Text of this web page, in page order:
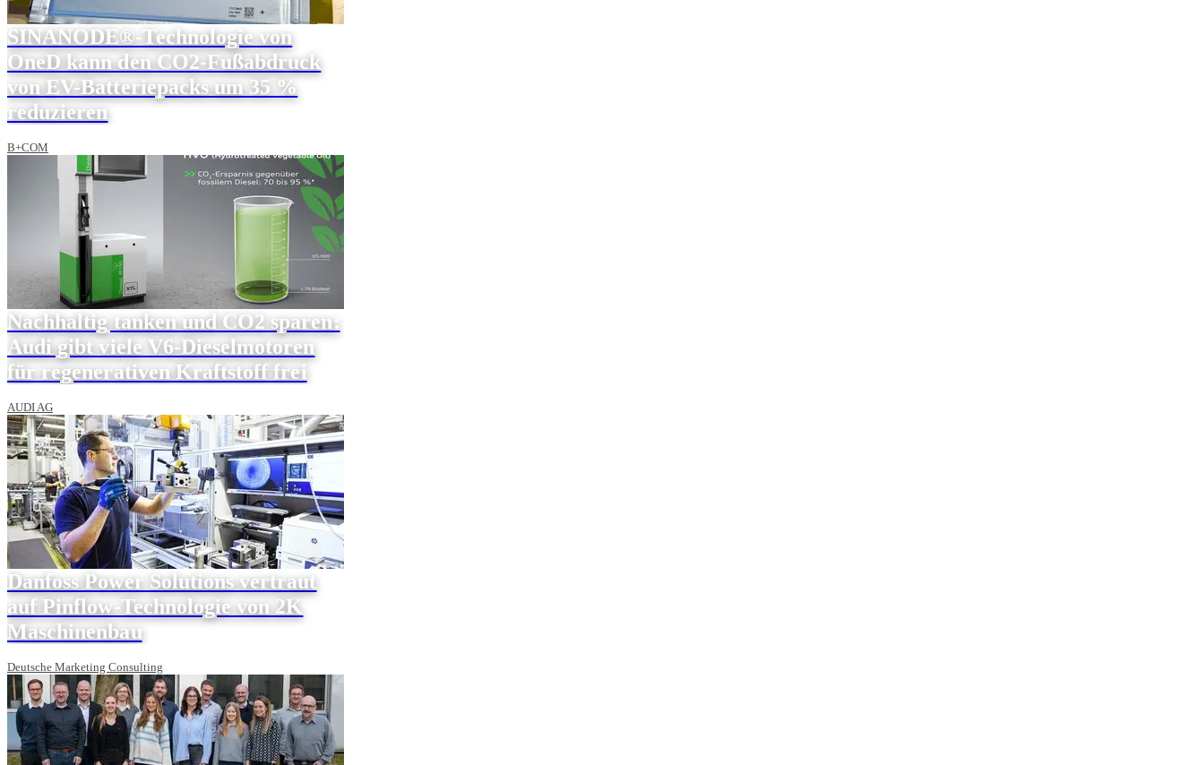
SINANODE®-Technologie von
OneD kann den CO2-Fußabdruck
von EV-Batteriepacks um 35 %
reduzieren
B+COM
Nachhaltig tanken und CO2 sparen:
Audi gibt viele V6-Dieselmotoren
für regenerativen Kraftstoff frei
AUDI AG
Danfoss Power Solutions vertraut
auf Pinflow-Technologie von 2K
Maschinenbau
Deutsche Marketing Consulting